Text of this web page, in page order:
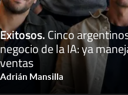
Exitosos.Cinco
negocio de la IA: ya
ventas
Adrián Mansilla